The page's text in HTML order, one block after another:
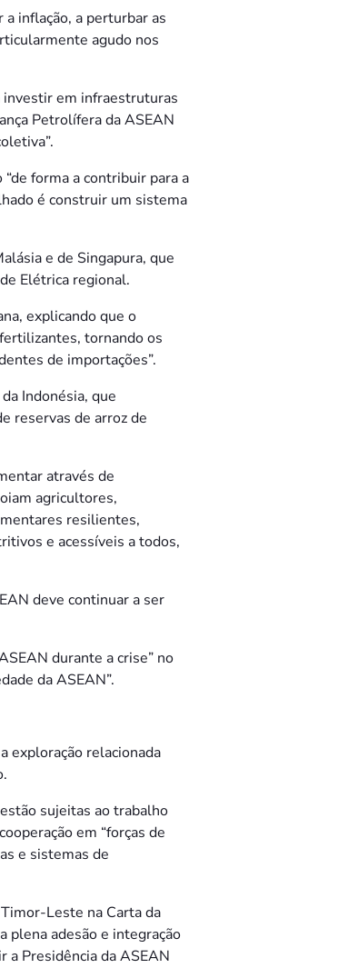
inflação, a perturbar as
agudo nos
investir em infraestruturas
Petrolífera da ASEAN
forma a contribuir para a
é construir um sistema
e de Singapura, que
Elétrica regional.
explicando que o
tornando os
de importações”.
Indonésia, que
reservas de arroz de
através de
agricultores,
resilientes,
e acessíveis a todos,
deve continuar a ser
durante a crise” no
da ASEAN”.
exploração relacionada
sujeitas ao trabalho
em “forças de
e sistemas de
Leste na Carta da
plena adesão e integração
a Presidência da ASEAN